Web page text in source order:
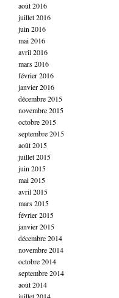
août 2016
juillet 2016
juin 2016
mai 2016
avril 2016
mars 2016
février 2016
janvier 2016
décembre 2015
novembre 2015
octobre 2015
septembre 2015
août 2015
juillet 2015
juin 2015
mai 2015
avril 2015
mars 2015
février 2015
janvier 2015
décembre 2014
novembre 2014
octobre 2014
septembre 2014
août 2014